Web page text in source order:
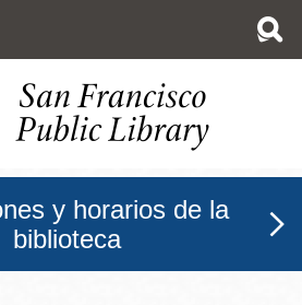
y horarios de la
biblioteca